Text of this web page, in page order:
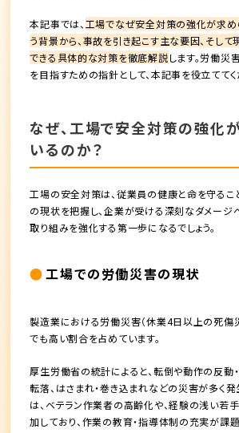
本記事では、 工場でなぜ安全対策の強化が求め
う背景から、事故を引き起こす主な要因、そし
できる具体的な対策を徹底解説します。労働災
を目指すための指針として、本記事を役立ててく
なぜ、工場で安全対策の強化
いるのか？
工場の安全対策は、従業員の健康と命を守るこ
の現状を把握し、企業が受ける深刻なダメージ
取り組みを強化する第一歩になるでしょう。
工場での労働災害の現状
製造業における労働災害（休業4日以上の死傷
でも高い割合を占めています。
厚生労働省の統計によると、転倒や動作の反動
転落、はさまれ・巻き込まれなどの災害が多く発
は、ベテラン作業者の高齢化や、経験の浅い若
加しており、作業の教育・指導体制の充実が課題